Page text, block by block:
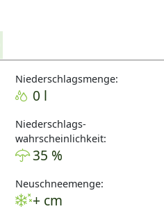
Niederschlagsmenge:
0 l
Niederschlags-
wahrscheinlichkeit:
35 %
Neuschneemenge:
+ cm